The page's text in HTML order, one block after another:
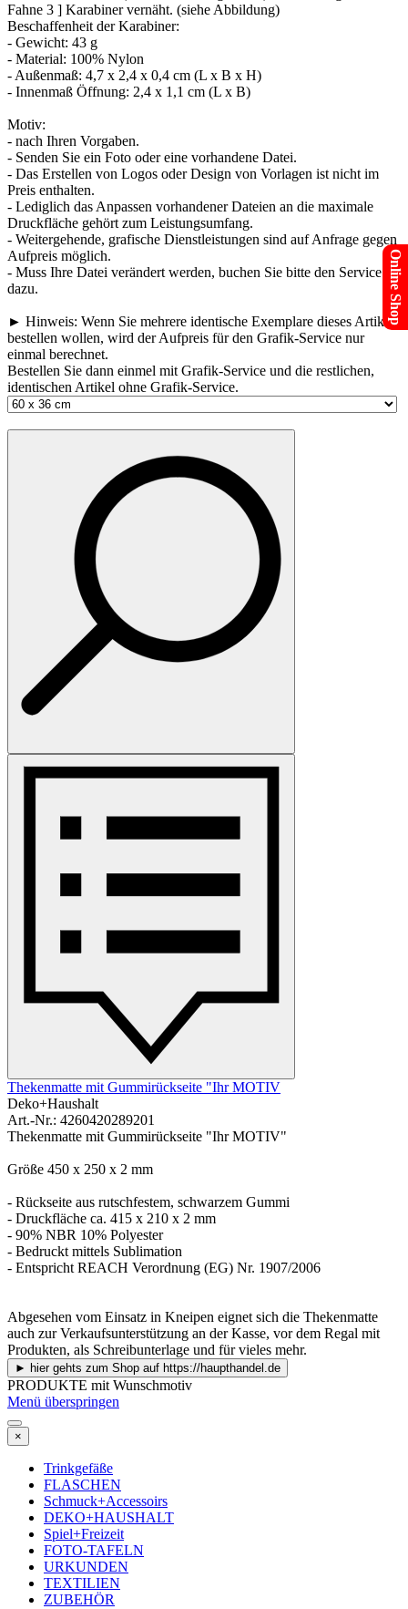
Online Shop
Fahne 3 ] Karabiner vernäht. (siehe Abbildung)
Beschaffenheit der Karabiner:
- Gewicht: 43 g
- Material: 100% Nylon
- Außenmaß: 4,7 x 2,4 x 0,4 cm (L x B x H)
- Innenmaß Öffnung: 2,4 x 1,1 cm (L x B)
Motiv:
- nach Ihren Vorgaben.
- Senden Sie ein Foto oder eine vorhandene Datei.
- Das Erstellen von Logos oder Design von Vorlagen ist nicht im
Preis enthalten.
- Lediglich das Anpassen vorhandener Dateien an die maximale
Druckfläche gehört zum Leistungsumfang.
- Weitergehende, grafische Dienstleistungen sind auf Anfrage gegen
Aufpreis möglich.
- Muss Ihre Datei verändert werden, buchen Sie bitte den Service
dazu.
► Hinweis: Wenn Sie mehrere identische Exemplare dieses Artikels
bestellen wollen, wird der Aufpreis für den Grafik-Service nur
einmal berechnet.
Bestellen Sie dann einmel mit Grafik-Service und die restlichen,
identischen Artikel ohne Grafik-Service.
Thekenmatte mit Gummirückseite "Ihr MOTIV
Deko+Haushalt
Art.-Nr.: 4260420289201
Thekenmatte mit Gummirückseite "Ihr MOTIV"
Größe 450 x 250 x 2 mm
- Rückseite aus rutschfestem, schwarzem Gummi
- Druckfläche ca. 415 x 210 x 2 mm
- 90% NBR 10% Polyester
- Bedruckt mittels Sublimation
- Entspricht REACH Verordnung (EG) Nr. 1907/2006
Abgesehen vom Einsatz in Kneipen eignet sich die Thekenmatte
auch zur Verkaufsunterstützung an der Kasse, vor dem Regal mit
Produkten, als Schreibunterlage und für vieles mehr.
► hier gehts zum Shop auf https://haupthandel.de
PRODUKTE mit Wunschmotiv
Menü überspringen
×
Trinkgefäße
FLASCHEN
Schmuck+Accessoirs
DEKO+HAUSHALT
Spiel+Freizeit
FOTO-TAFELN
URKUNDEN
TEXTILIEN
ZUBEHÖR